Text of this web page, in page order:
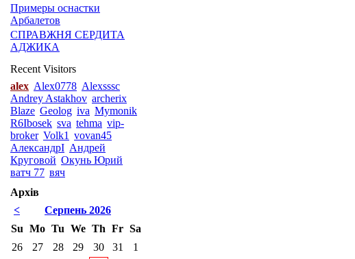
Примеры оснастки
Арбалетов
СПРАВЖНЯ СЕРДИТА
АДЖИКА
Recent Visitors
alex Alex0778 Alexsssc
Andrey Astakhov archerix
Blaze Geolog iva Mymonik
R6Ibosek sva tehma vip-
broker Volk1 vovan45
АлександрI Андрей
Круговой Окунь Юрий
ватч 77 вяч
Архів
<
Серпень 2026
Su Mo Tu We Th Fr Sa
26
27 28 29 30 31
1